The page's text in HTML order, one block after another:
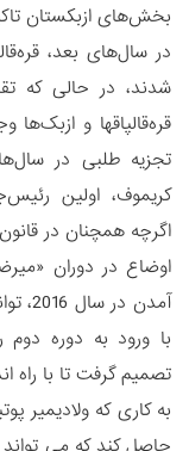
بخش‌های ازبکستان
در سال‌های بعد،
شدند، در حالی که
قره‌قالپاق­ها و
تجزیه طلبی در
کریموف، اولین
اگرچه همچنان در
اوضاع در دوران
آمدن
تصمیم گرفت تا با راه